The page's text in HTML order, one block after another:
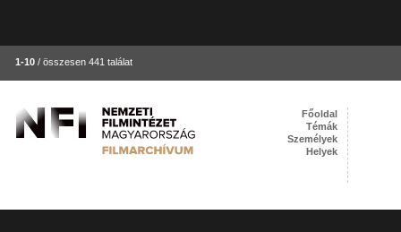
1-10 / összesen 441 találat
Főoldal
Témák
Személyek
Helyek